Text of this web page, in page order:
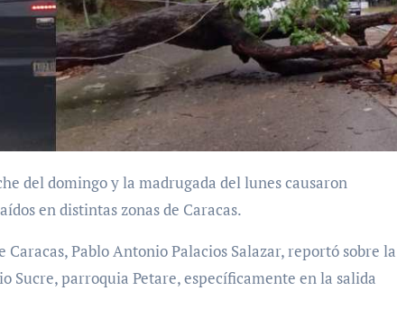
en distintas zonas de Caracas.
Pablo Antonio Palacios Salazar, reportó sobre la
Sucre, parroquia Petare, específicamente en la salida